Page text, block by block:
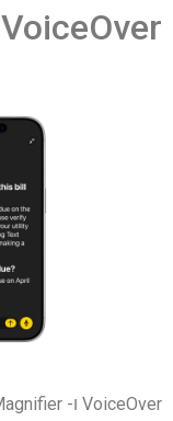
VoiceOver וזכוכית מגדלת